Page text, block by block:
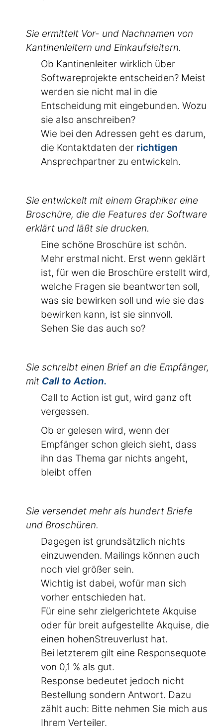
Sie ermittelt Vor- und Nachnamen von
Kantinenleitern und Einkaufsleitern.
Ob Kantinenleiter wirklich über
Softwareprojekte entscheiden? Meist
werden sie nicht mal in die
Entscheidung mit eingebunden. Wozu
sie also anschreiben?
Wie bei den Adressen geht es darum,
die Kontaktdaten der richtigen
Ansprechpartner zu entwickeln.
Sie entwickelt mit einem Graphiker eine
Broschüre, die die Features der Software
erklärt und läßt sie drucken.
Eine schöne Broschüre ist schön.
Mehr erstmal nicht. Erst wenn geklärt
ist, für wen die Broschüre erstellt wird,
welche Fragen sie beantworten soll,
was sie bewirken soll und wie sie das
bewirken kann, ist sie sinnvoll.
Sehen Sie das auch so?
Sie schreibt einen Brief an die Empfänger,
mit Call to Action.
Call to Action ist gut, wird ganz oft
vergessen.
Ob er gelesen wird, wenn der
Empfänger schon gleich sieht, dass
ihn das Thema gar nichts angeht,
bleibt offen
Sie versendet mehr als hundert Briefe
und Broschüren.
Dagegen ist grundsätzlich nichts
einzuwenden. Mailings können auch
noch viel größer sein.
Wichtig ist dabei, wofür man sich
vorher entschieden hat.
Für eine sehr zielgerichtete Akquise
oder für breit aufgestellte Akquise, die
einen hohenStreuverlust hat.
Bei letzterem gilt eine Responsequote
von 0,1 % als gut.
Response bedeutet jedoch nicht
Bestellung sondern Antwort. Dazu
zählt auch: Bitte nehmen Sie mich aus
Ihrem Verteiler.